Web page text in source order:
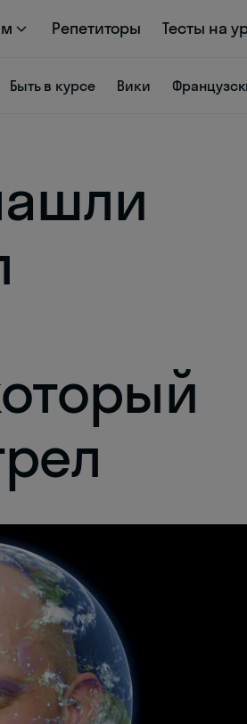
Репетиторы Тесты на
Быть в курсе Вики